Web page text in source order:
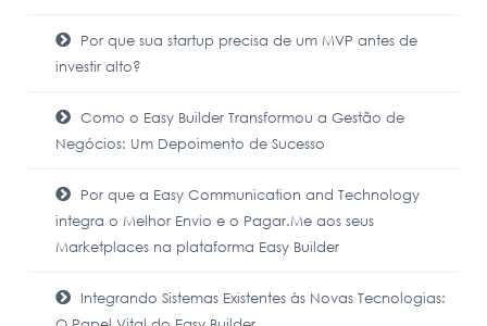
Por que sua startup precisa de um MVP antes de
investir alto?
Como o Easy Builder Transformou a Gestão de
Negócios: Um Depoimento de Sucesso
Por que a Easy Communication and Technology
integra o Melhor Envio e o Pagar.Me aos seus
Marketplaces na plataforma Easy Builder
Integrando Sistemas Existentes às Novas Tecnologias: